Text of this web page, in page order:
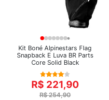
Kit Boné Alpinestars Flag
Snapback E Luva BR Parts
Core Solid Black
R$ 221,90
R$ 254,90